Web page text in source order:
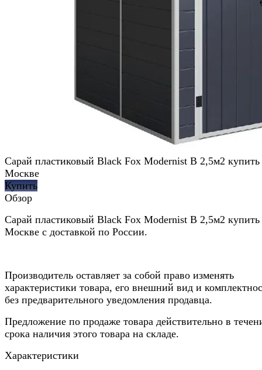
Сарай пластиковый Black Fox Modernist B 2,5м2 купить
Москве
Купить
Обзор
Сарай пластиковый Black Fox Modernist B 2,5м2 купить
Москве с доставкой по России.
Производитель оставляет за собой право изменять
характеристики товара, его внешний вид и
без предварительного уведомления продавца.
Предложение по продаже товара действительно в
срока наличия этого товара на складе.
Характеристики